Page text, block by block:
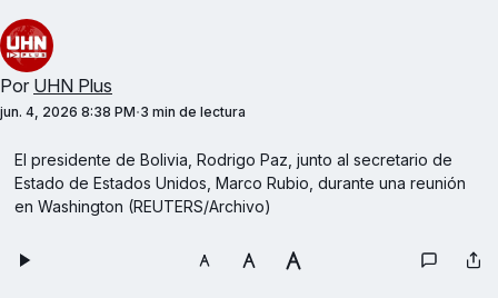
Por UHN Plus
jun. 4, 2026 8:38 PM 3 min de lectura
El presidente de Bolivia, Rodrigo Paz, junto al secretario de
Estado de Estados Unidos, Marco Rubio, durante una reunión
en Washington (REUTERS/Archivo)